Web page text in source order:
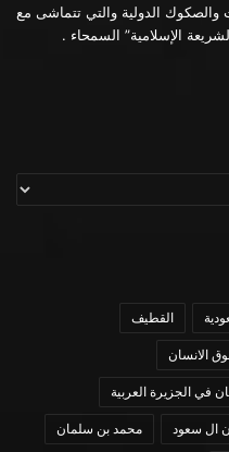
والصكوك الدولية والتي تتماشى مع
الإسلامية” السمحاء .
القطيف
الانسان
في الجزيرة العربية
ال سعود محمد بن سلمان